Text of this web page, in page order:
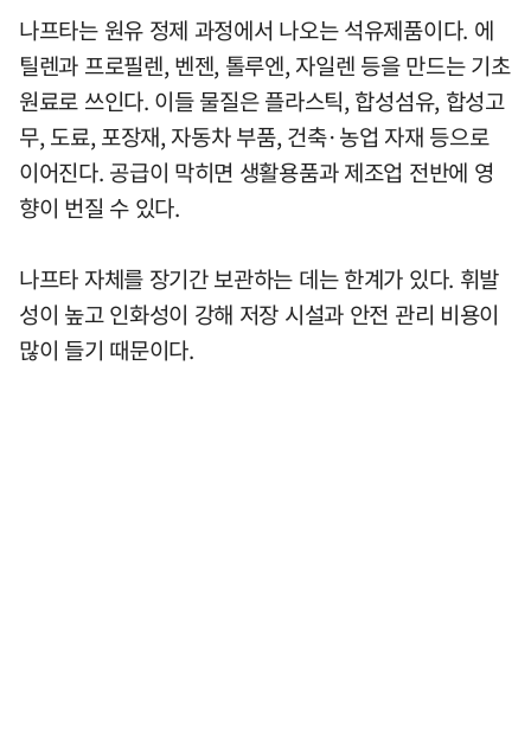
나프타는 원유 정제 과정에서 나오는 석유제품이다. 에
틸렌과 프로필렌, 벤젠, 톨루엔, 자일렌 등을 만드는 기초
원료로 쓰인다. 이들 물질은 플라스틱, 합성섬유, 합성고
무, 도료, 포장재, 자동차 부품, 건축·농업 자재 등으로
이어진다. 공급이 막히면 생활용품과 제조업 전반에 영
향이 번질 수 있다.
나프타 자체를 장기간 보관하는 데는 한계가 있다. 휘발
성이 높고 인화성이 강해 저장 시설과 안전 관리 비용이
많이 들기 때문이다.